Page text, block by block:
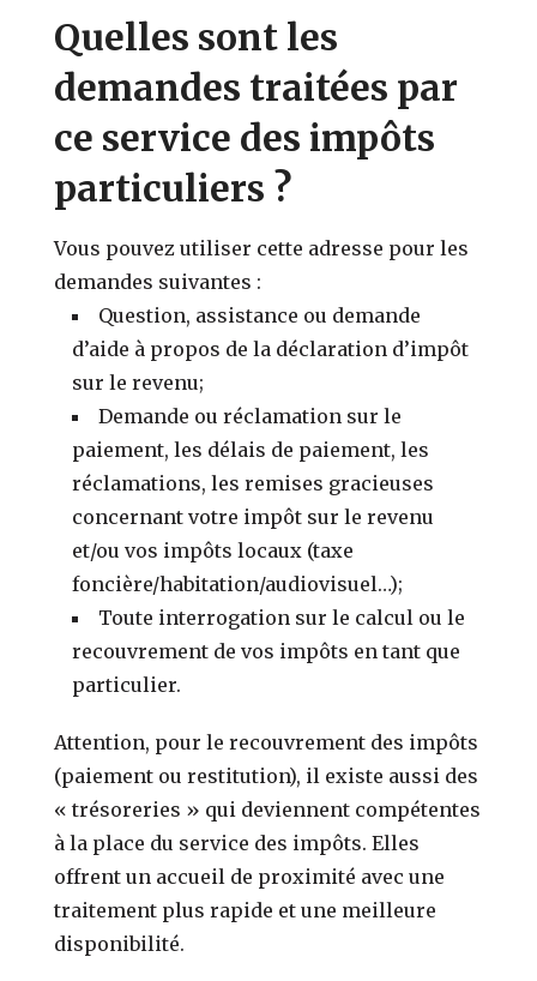
Quelles sont les
demandes traitées par
ce service des impôts
particuliers ?
Vous pouvez utiliser cette adresse pour les
demandes suivantes :
Question, assistance ou demande
d’aide à propos de la déclaration d’impôt
sur le revenu;
Demande ou réclamation sur le
paiement, les délais de paiement, les
réclamations, les remises gracieuses
concernant votre impôt sur le revenu
et/ou vos impôts locaux (taxe
foncière/habitation/audiovisuel…);
Toute interrogation sur le calcul ou le
recouvrement de vos impôts en tant que
particulier.
Attention, pour le recouvrement des impôts
(paiement ou restitution), il existe aussi des
« trésoreries » qui deviennent compétentes
à la place du service des impôts. Elles
offrent un accueil de proximité avec une
traitement plus rapide et une meilleure
disponibilité.